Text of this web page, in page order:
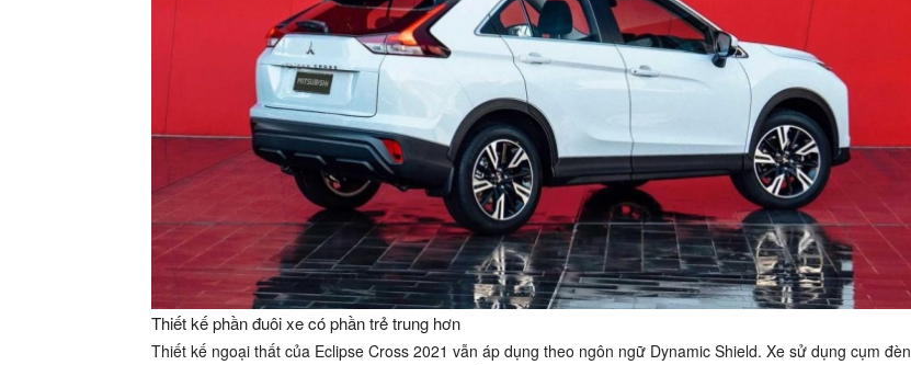
Thiết kế phần đuôi xe có phần trẻ trung hơn
Thiết kế ngoại thất của Eclipse Cross 2021 vẫn áp dụng theo ngôn ngữ Dynamic Shield. Xe sử dụng cụm đèn